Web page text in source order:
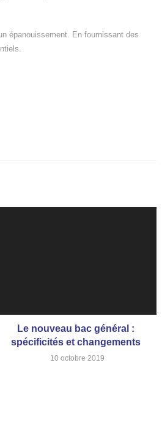
épanouissement. En fournissant des
Le nouveau bac général :
spécificités et changements
10 octobre 2019